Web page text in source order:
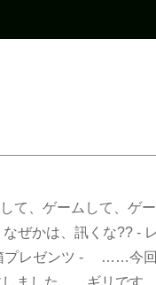
て、ゲームして、
かは、訊くな?? -
箱プレゼンツ - ……今